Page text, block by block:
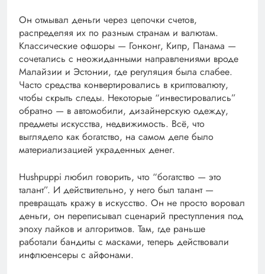
Он отмывал деньги через цепочки счетов,
распределяя их по разным странам и валютам.
Классические офшоры — Гонконг, Кипр, Панама —
сочетались с неожиданными направлениями вроде
Малайзии и Эстонии, где регуляция была слабее.
Часто средства конвертировались в криптовалюту,
чтобы скрыть следы. Некоторые “инвестировались”
обратно — в автомобили, дизайнерскую одежду,
предметы искусства, недвижимость. Всё, что
выглядело как богатство, на самом деле было
материализацией украденных денег.
Hushpuppi любил говорить, что “богатство — это
талант”. И действительно, у него был талант —
превращать кражу в искусство. Он не просто воровал
деньги, он переписывал сценарий преступления под
эпоху лайков и алгоритмов. Там, где раньше
работали бандиты с масками, теперь действовали
инфлюенсеры с айфонами.